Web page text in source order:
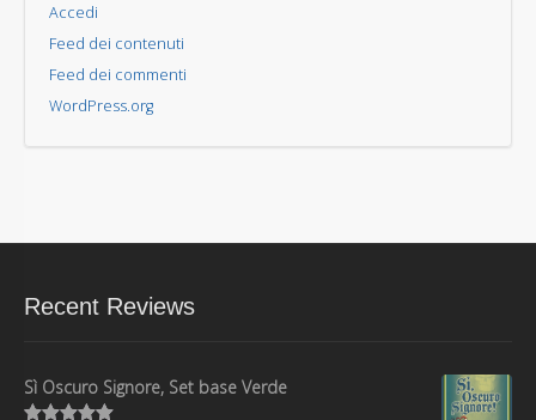
Accedi
Feed dei contenuti
Feed dei commenti
WordPress.org
Recent Reviews
Sì Oscuro Signore, Set base Verde